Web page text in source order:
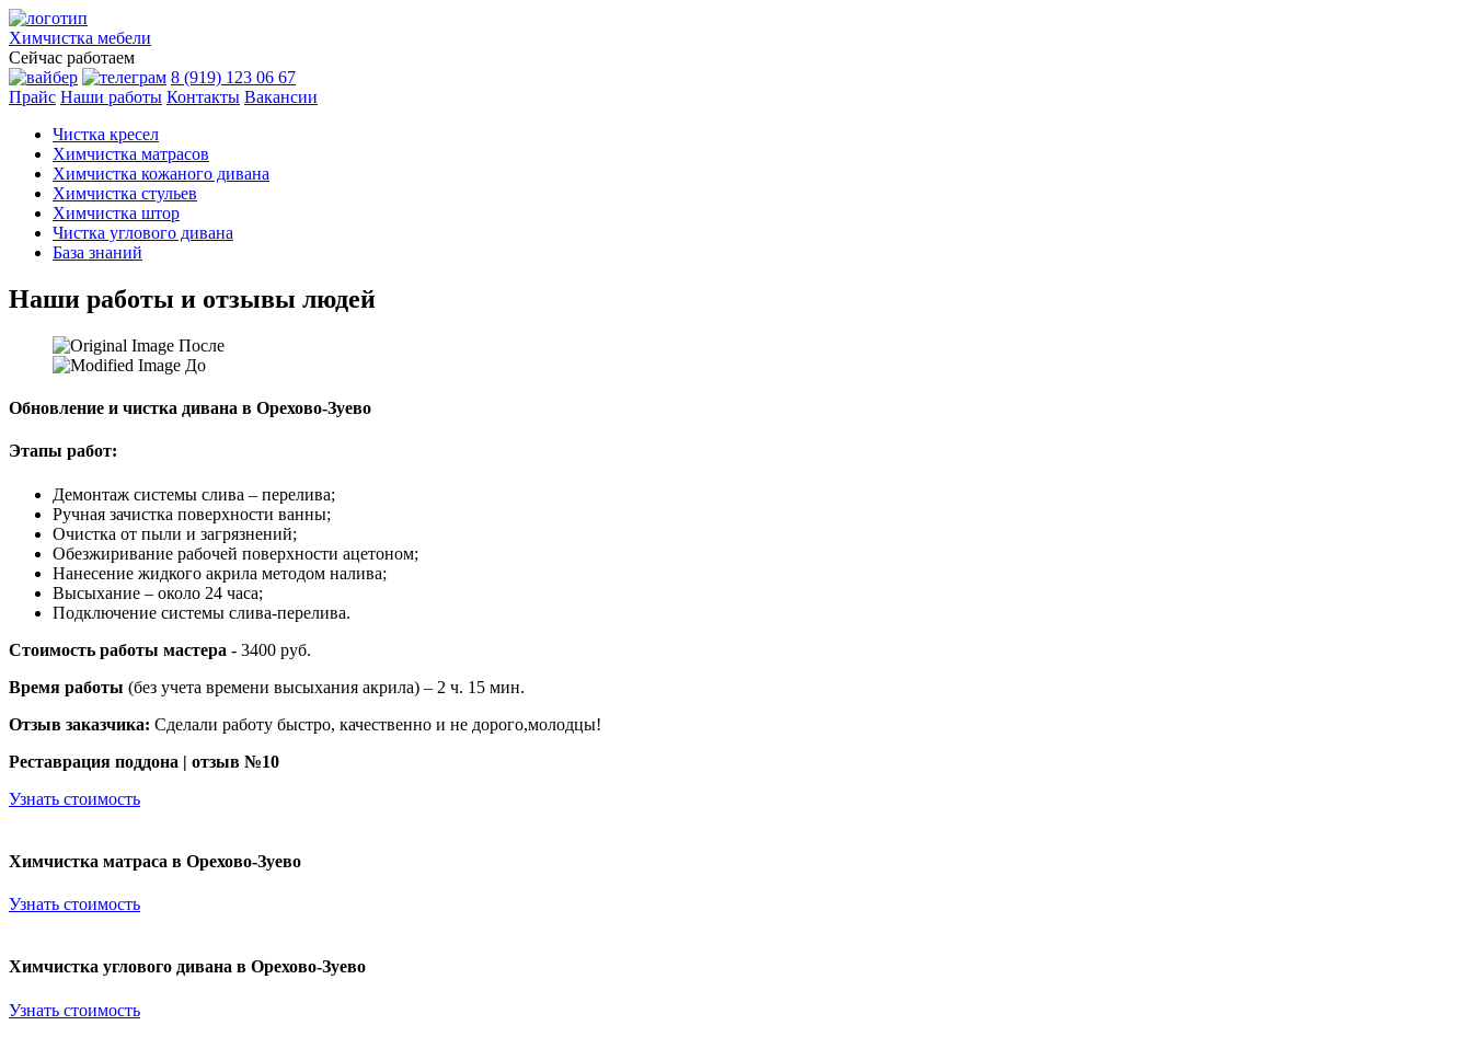
Химчистка мебели
Сейчас работаем
8 (919) 123 06 67
Прайс Наши работы Контакты Вакансии
Чистка кресел
Химчистка матрасов
Химчистка кожаного дивана
Химчистка стульев
Химчистка штор
Чистка углового дивана
База знаний
Наши работы и отзывы людей
После
До
Обновление и чистка дивана в Орехово-Зуево
Этапы работ:
Демонтаж системы слива – перелива;
Ручная зачистка поверхности ванны;
Очистка от пыли и загрязнений;
Обезжиривание рабочей поверхности ацетоном;
Нанесение жидкого акрила методом налива;
Высыхание – около 24 часа;
Подключение системы слива-перелива.
Стоимость работы мастера - 3400 руб.
Время работы (без учета времени высыхания акрила) – 2 ч. 15 мин.
Отзыв заказчика: Сделали работу быстро, качественно и не дорого,молодцы!
Реставрация поддона | отзыв №10
Узнать стоимость
Химчистка матраса в Орехово-Зуево
Узнать стоимость
Химчистка углового дивана в Орехово-Зуево
Узнать стоимость